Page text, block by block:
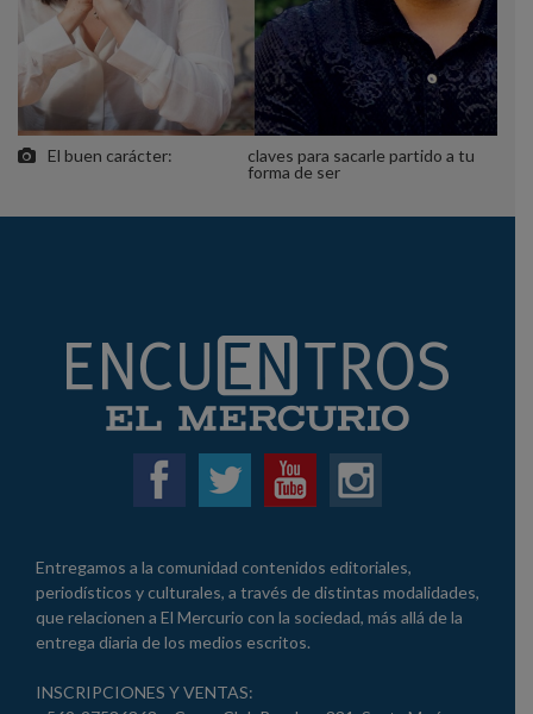
El buen carácter:
claves para sacarle partido a tu
forma de ser
Entregamos a la comunidad contenidos editoriales,
periodísticos y culturales, a través de distintas modalidades,
que relacionen a El Mercurio con la sociedad, más allá de la
entrega diaria de los medios escritos.
INSCRIPCIONES Y VENTAS: